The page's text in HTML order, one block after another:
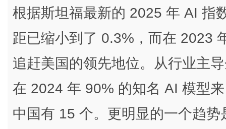
根据斯坦福最新的 2025 年 AI 指
距已缩小到了 0.3%，而在 2023
追赶美国的领先地位。从行业主
在 2024 年 90% 的知名 AI 模型
中国有 15 个。更明显的一个趋